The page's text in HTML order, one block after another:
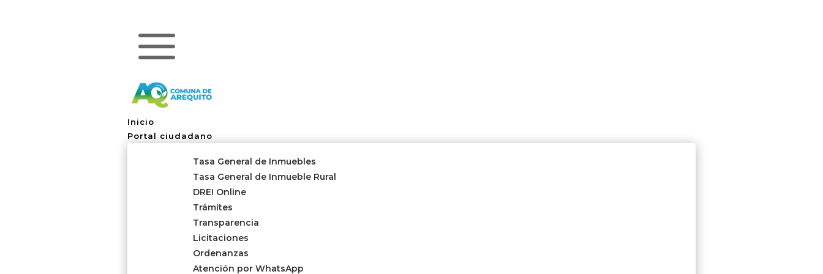
a
Inicio
Portal ciudadano
Tasa General de Inmuebles
Tasa General de Inmueble Rural
DREI Online
Trámites
Transparencia
Licitaciones
Ordenanzas
Atención por WhatsApp